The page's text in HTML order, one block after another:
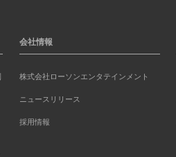
会社情報
株式会社ローソンエンタテインメント
ニュースリリース
採用情報